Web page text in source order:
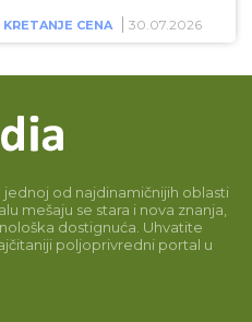
KRETANJE CENA 30.07.2026
od najdinamičnijih oblasti
mešaju se stara i nova znanja,
dostignuća. Uhvatite
poljoprivredni portal u